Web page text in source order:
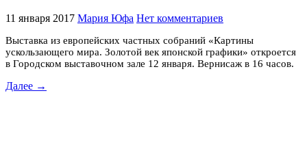
11 января 2017 Мария Юфа Нет комментариев
Выставка из европейских частных собраний «Картины
ускользающего мира. Золотой век японской графики» откроется
в Городском выставочном зале 12 января. Вернисаж в 16 часов.
Далее →